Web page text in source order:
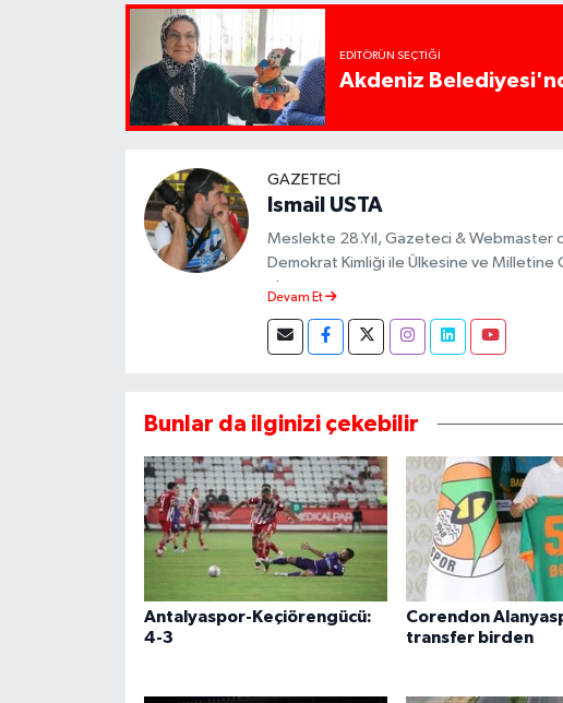
EDITÖRÜN SEÇTIĞI
Akdeniz
GAZETECI
Ismail USTA
Meslekte 28.Yıl, Gazeteci & Webmaster
Demokrat Kimliği ile Ülkesine ve Milletine
almıştır.
Devam Et
Bunlar da ilginizi çekebilir
Antalyaspor-Keçiörengücü:
4-3
Corendon
transfer birden